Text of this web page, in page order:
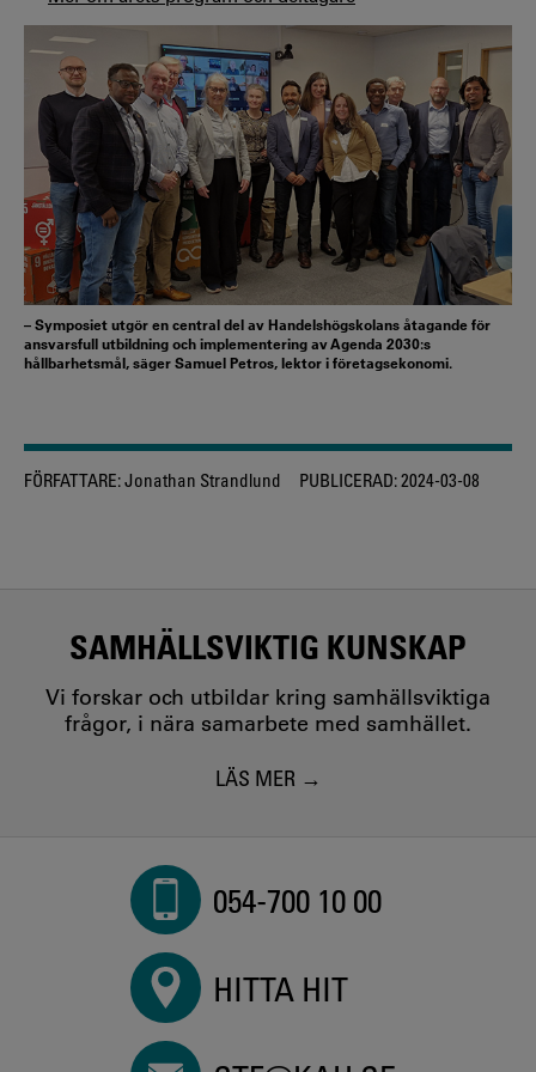
– Symposiet utgör en central del av Handelshögskolans åtagande för
ansvarsfull utbildning och implementering av Agenda 2030:s
hållbarhetsmål, säger Samuel Petros, lektor i företagsekonomi.
FÖRFATTARE:Jonathan Strandlund PUBLICERAD:2024-03-08
SAMHÄLLSVIKTIG KUNSKAP
Vi forskar och utbildar kring samhällsviktiga
frågor, i nära samarbete med samhället.
LÄS MER
054-700 10 00
HITTA HIT